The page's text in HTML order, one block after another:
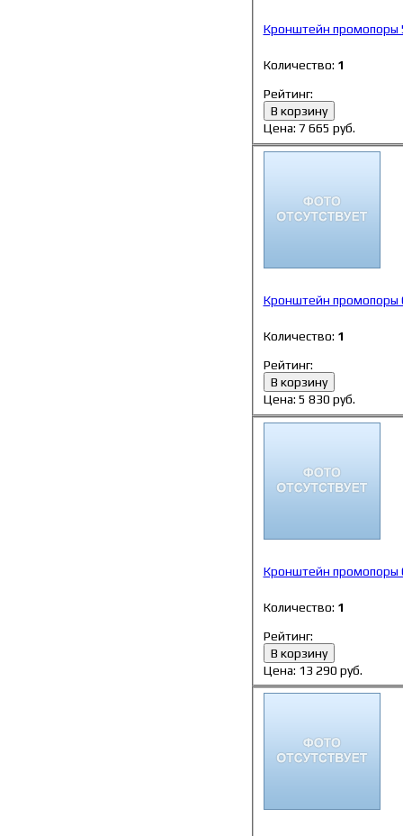
Кронштейн промопоры
Количество: 1
Рейтинг:
В корзину
Цена: 7 665 руб.
Кронштейн промопоры
Количество: 1
Рейтинг:
В корзину
Цена: 5 830 руб.
Кронштейн промопоры
Количество: 1
Рейтинг:
В корзину
Цена: 13 290 руб.